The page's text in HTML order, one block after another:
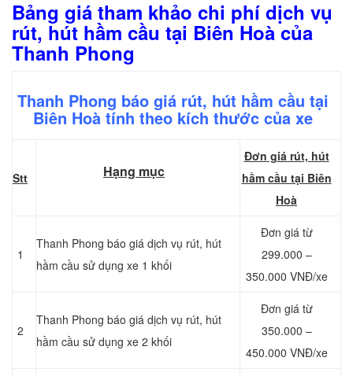
Bảng giá tham khảo chi phí dịch vụ
rút, hút hầm cầu tại Biên Hoà của
Thanh Phong
Thanh Phong báo giá rút, hút hầm cầu tại
Biên Hoà tính theo kích thước của xe
Stt Hạng mục
Đơn giá rút, hút
hầm cầu tại Biên
Hoà
1
Thanh Phong báo giá dịch vụ rút, hút
hầm cầu sử dụng xe 1 khối
Đơn giá từ
299.000 –
350.000 VNĐ/xe
2
Thanh Phong báo giá dịch vụ rút, hút
hầm cầu sử dụng xe 2 khối
Đơn giá từ
350.000 –
450.000 VNĐ/xe